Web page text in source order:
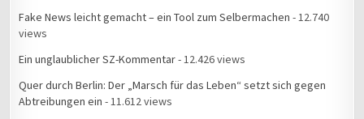
Fake News leicht gemacht – ein Tool zum Selbermachen - 12.740
views
Ein unglaublicher SZ-Kommentar- 12.426 views
Quer durch Berlin: Der „Marsch für das Leben“ setzt sich gegen
Abtreibungen ein - 11.612 views